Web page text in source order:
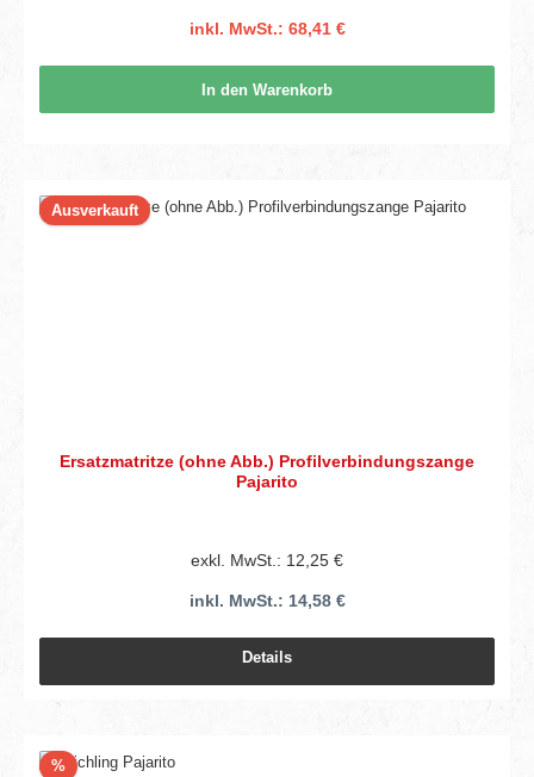
inkl. MwSt.: 68,41 €
In den Warenkorb
Ausverkauft
Ersatzmatritze (ohne Abb.) Profilverbindungszange
Pajarito
exkl. MwSt.: 12,25 €
inkl. MwSt.: 14,58 €
Details
%Rabatt